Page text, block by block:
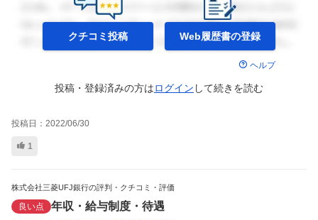
クチコミ投稿 Web履歴書の登録
ヘルプ
投稿・登録済みの方はログイン して続きを読む
投稿日： 2022/06/30
1
株式会社三菱UFJ銀行の評判・クチコミ・評価
良い点 年収・給与制度・待遇